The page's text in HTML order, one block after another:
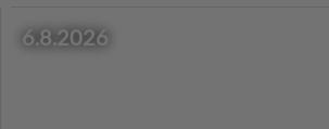
6.8.2026